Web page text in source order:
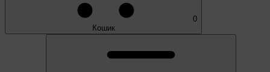
0
Кошик